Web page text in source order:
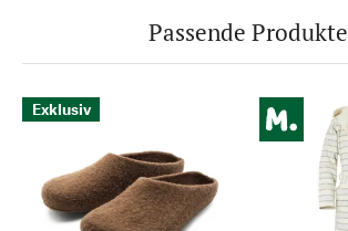
Passende Produkte
Exklusiv